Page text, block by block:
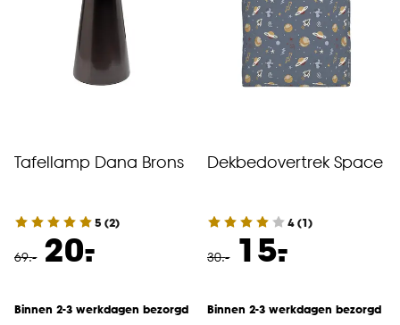
Tafellamp Dana Brons
5 (2)
69.- 20.
-
Binnen 2-3 werkdagen bezorgd
Dekbedovertrek Space
4(1)
30.- 15.
-
Binnen 2-3 werkdagen bezorgd